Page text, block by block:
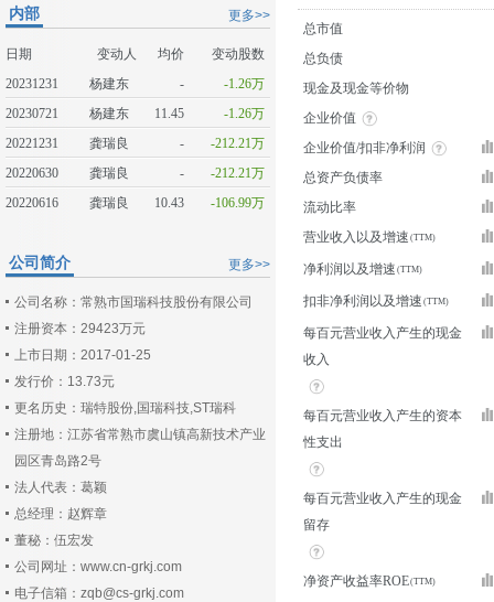
更多>>
内部
日期 变动人 均价
变动股数
20231231
杨建东 -
-1.26万
20230721
杨建东 11.45
-1.26万
20221231
龚瑞良 -
-212.21万
20220630
龚瑞良 -
-212.21万
20220616
龚瑞良 10.43 -106.99万
更多>>
公司简介
公司名称：常熟市国瑞科技股份有限公司
注册资本：29423万元
上市日期：2017-01-25
发行价：13.73元
更名历史：瑞特股份,国瑞科技,ST瑞科
注册地：江苏省常熟市虞山镇高新技术产业
园区青岛路2号
法人代表：葛颖
总经理：赵辉章
董秘：伍宏发
公司网址：www.cn-grkj.com
电子信箱：zqb@cs-grkj.com
总市值
总负债
现金及现金等价物
企业价值
企业价值/扣非净利润
总资产负债率
流动比率
营业收入以及增速
净利润以及增速
扣非净利润以及增速
每百元营业收入产生的现金
收入
每百元营业收入产生的资本
性支出
每百元营业收入产生的现金
留存
净资产收益率ROE